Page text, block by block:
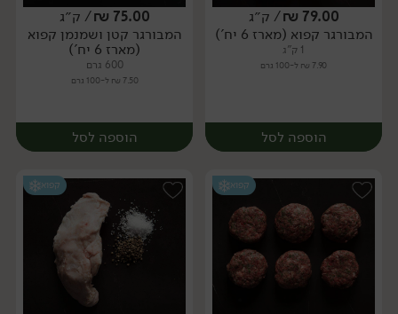
יח׳ יח׳
79.00
₪/ ק״ג
המבורגר קפוא (מארז 6 יח')
1 ק"ג
7.90 ₪ ל-100 גרם
הוספה לסל
75.00
₪/ ק״ג
המבורגר קטן ושמנמן קפוא
(מארז 6 יח')
600 גרם
7.50 ₪ ל-100 גרם
הוספה לסל
קפוא קפוא